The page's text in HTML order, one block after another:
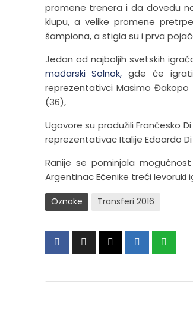
promene trenera i da dovedu
klupu, a velike promene
šampiona, a stigla su i prva
Jedan od najboljih svetskih
mađarski Solnok, gde će igrati
reprezentativci Masimo
(36),
Ugovore su produžili Frančesko
reprezentativac Italije Edoardo
Ranije se pominjala
Argentinac Ečenike treći levoruki
Oznake Transferi 2016